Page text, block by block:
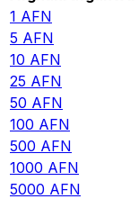
1 AFN
5 AFN
10 AFN
25 AFN
50 AFN
100 AFN
500 AFN
1000 AFN
5000 AFN